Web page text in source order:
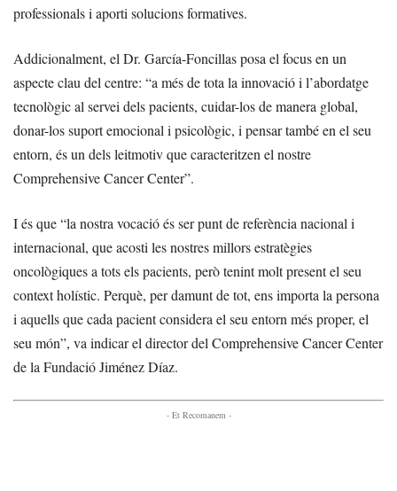
professionals i aporti solucions formatives.
Addicionalment, el Dr. García-Foncillas posa el focus en un
aspecte clau del centre: “a més de tota la innovació i l’abordatge
tecnològic al servei dels pacients, cuidar-los de manera global,
donar-los suport emocional i psicològic, i pensar també en el seu
entorn, és un dels leitmotiv que caracteritzen el nostre
Comprehensive Cancer Center”.
I és que “la nostra vocació és ser punt de referència nacional i
internacional, que acosti les nostres millors estratègies
oncològiques a tots els pacients, però tenint molt present el seu
context holístic. Perquè, per damunt de tot, ens importa la persona
i aquells que cada pacient considera el seu entorn més proper, el
seu món”, va indicar el director del Comprehensive Cancer Center
de la Fundació Jiménez Díaz.
- Et Recomanem -